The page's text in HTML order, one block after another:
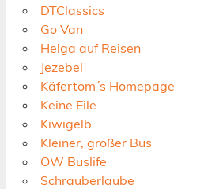
DTClassics
Go Van
Helga auf Reisen
Jezebel
Käfertom´s Homepage
Keine Eile
Kiwigelb
Kleiner, großer Bus
OW Buslife
Schrauberlaube